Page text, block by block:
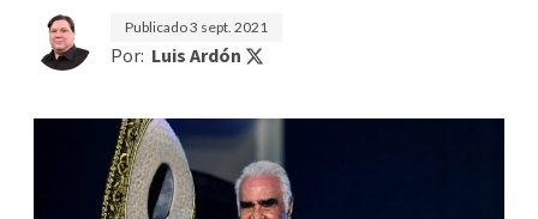
Publicado3 sept. 2021
Por: Luis Ardón